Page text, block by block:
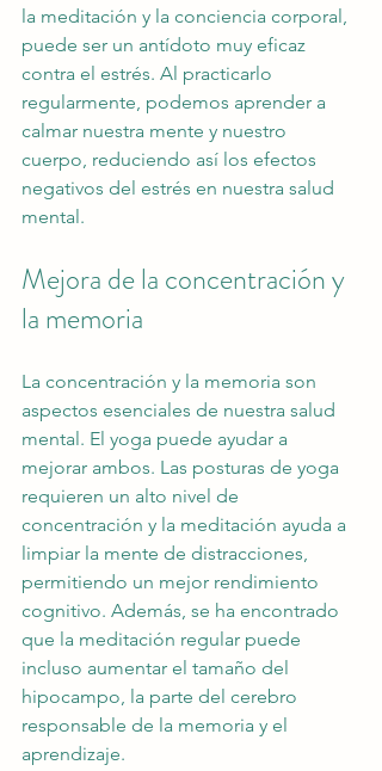
la meditación y la conciencia corporal,
puede ser un antídoto muy eficaz
contra el estrés. Al practicarlo
regularmente, podemos aprender a
calmar nuestra mente y nuestro
cuerpo, reduciendo así los efectos
negativos del estrés en nuestra salud
mental.
Mejora de la concentración y
la memoria
La concentración y la memoria son
aspectos esenciales de nuestra salud
mental. El yoga puede ayudar a
mejorar ambos. Las posturas de yoga
requieren un alto nivel de
concentración y la meditación ayuda a
limpiar la mente de distracciones,
permitiendo un mejor rendimiento
cognitivo. Además, se ha encontrado
que la meditación regular puede
incluso aumentar el tamaño del
hipocampo, la parte del cerebro
responsable de la memoria y el
aprendizaje.